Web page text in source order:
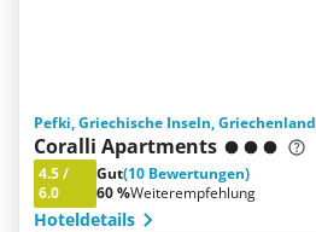
Pefki, Griechische Inseln, Griechenland
Coralli Apartments
4.5/
6.0
Gut(10 Bewertungen)
60 %Weiterempfehlung
Hoteldetails